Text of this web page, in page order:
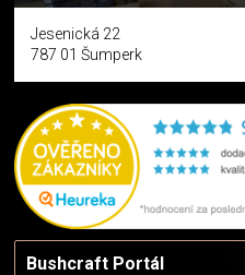
Jesenická 22
787 01 Šumperk
Bushcraft Portál